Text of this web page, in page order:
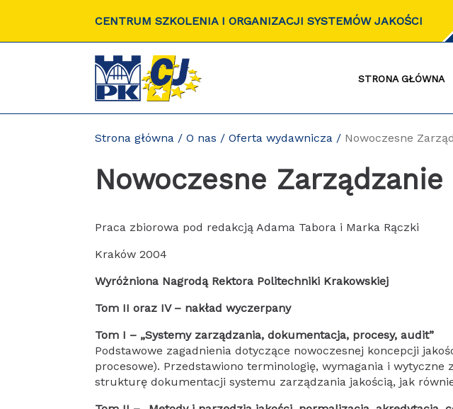
CENTRUM SZKOLENIA I ORGANIZACJI SYSTEMÓW JAKOŚCI
STRONA GŁÓWNA
Strona główna /O nas /Oferta wydawnicza / Nowoczesne
Nowoczesne
Praca zbiorowa pod redakcją Adama Tabora i Marka Rączki
Kraków 2004
Wyróżniona Nagrodą Rektora Politechniki Krakowskiej
Tom II oraz IV – nakład wyczerpany
Tom I – „Systemy zarządzania, dokumentacja, procesy, audit”
Podstawowe zagadnienia dotyczące nowoczesnej koncepcji
procesowe). Przedstawiono terminologię, wymagania i
strukturę dokumentacji systemu zarządzania jakością, jak